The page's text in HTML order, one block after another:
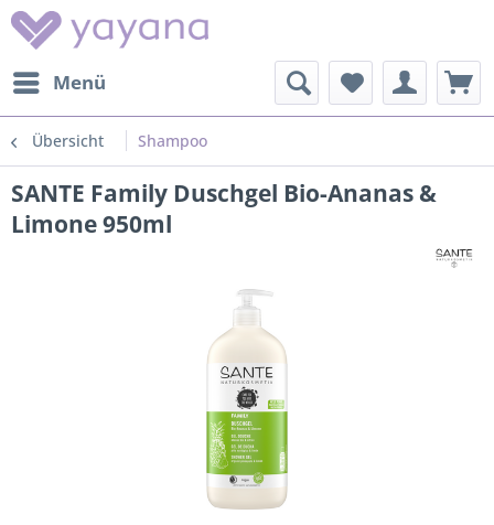
Menü
Übersicht Shampoo
SANTE Family Duschgel Bio-Ananas &
Limone 950ml